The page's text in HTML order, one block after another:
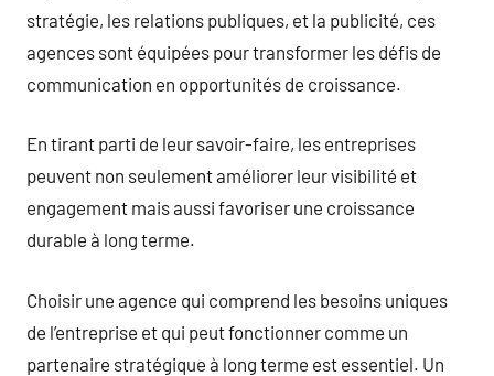
stratégie, les relations publiques, et la publicité, ces
agences sont équipées pour transformer les défis de
communication en opportunités de croissance.
En tirant parti de leur savoir-faire, les entreprises
peuvent non seulement améliorer leur visibilité et
engagement mais aussi favoriser une croissance
durable à long terme.
Choisir une agence qui comprend les besoins uniques
de l’entreprise et qui peut fonctionner comme un
partenaire stratégique à long terme est essentiel. Un